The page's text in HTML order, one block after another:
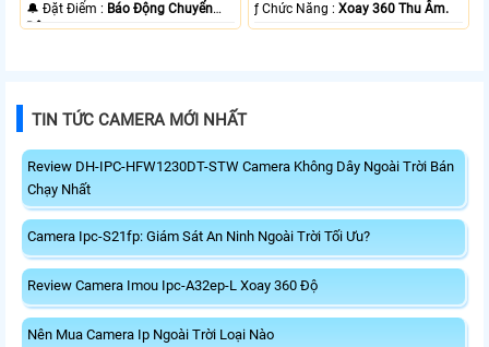
️🔔 Đặt Điểm : Báo Động Chuyển
Động.
️ƒ Chức Năng :Xoay 360 Thu Âm.
TIN TỨC CAMERA MỚI NHẤT
Review DH-IPC-HFW1230DT-STW Camera Không Dây Ngoài Trời Bán
Chạy Nhất
Camera Ipc-S21fp: Giám Sát An Ninh Ngoài Trời Tối Ưu?
Review Camera Imou Ipc-A32ep-L Xoay 360 Độ
Nên Mua Camera Ip Ngoài Trời Loại Nào